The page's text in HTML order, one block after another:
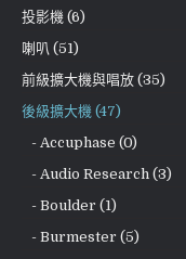
投影機 (6)
喇叭 (51)
前級擴大機與唱放 (35)
後級擴大機 (47)
- Accuphase (0)
- Audio Research (3)
- Boulder (1)
- Burmester (5)